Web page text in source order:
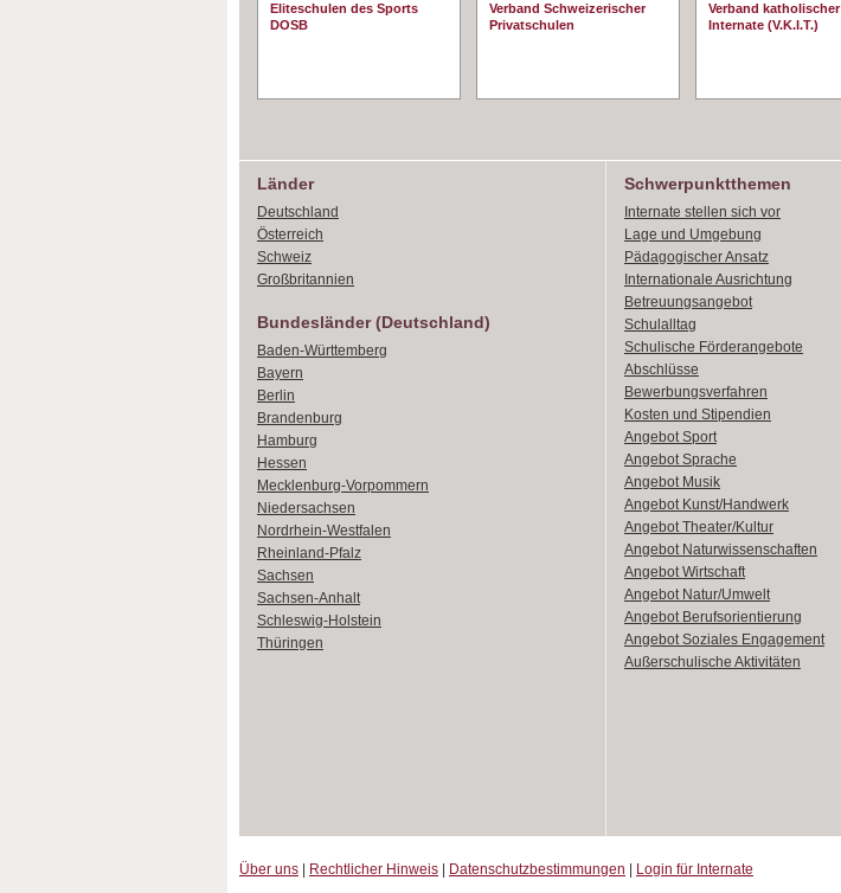
Eliteschulen des Sports
DOSB
Verband Schweizerischer
Privatschulen
Verband katholischer
Internate (V.K.I.T.)
Länder
Deutschland
Österreich
Schweiz
Großbritannien
Bundesländer (Deutschland)
Baden-Württemberg
Bayern
Berlin
Brandenburg
Hamburg
Hessen
Mecklenburg-Vorpommern
Niedersachsen
Nordrhein-Westfalen
Rheinland-Pfalz
Sachsen
Sachsen-Anhalt
Schleswig-Holstein
Thüringen
Schwerpunktthemen
Internate stellen sich vor
Lage und Umgebung
Pädagogischer Ansatz
Internationale Ausrichtung
Betreuungsangebot
Schulalltag
Schulische Förderangebote
Abschlüsse
Bewerbungsverfahren
Kosten und Stipendien
Angebot Sport
Angebot Sprache
Angebot Musik
Angebot Kunst/Handwerk
Angebot Theater/Kultur
Angebot Naturwissenschaften
Angebot Wirtschaft
Angebot Natur/Umwelt
Angebot Berufsorientierung
Angebot Soziales Engagement
Außerschulische Aktivitäten
Über uns Rechtlicher Hinweis Datenschutzbestimmungen Login für Internate